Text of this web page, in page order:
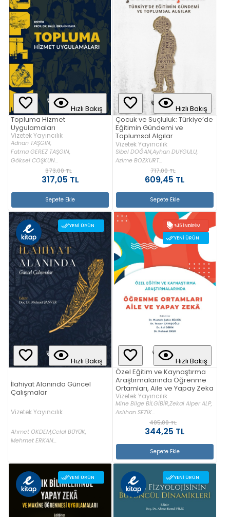
Hızlı Bakış
Topluma Hizmet
Uygulamaları
Vizetek Yayıncılık
Adnan TAŞGIN,
Fatma GEREZ TAŞGIN,
Göksel COŞKUN...
373,00 TL
317,05 TL
Sepete Ekle
Hızlı Bakış
Çocuk ve Suçluluk: Türkiye’de
Eğitimin Gündemi ve
Toplumsal Algılar
Vizetek Yayıncılık
Sibel DOĞAN,Ayhan DUYGULU,
Azime BOZKURT...
717,00 TL
609,45 TL
Sepete Ekle
YENI ÜRÜN
Hızlı Bakış
İlahiyat Alanında Güncel
Çalışmalar
Vizetek Yayıncılık
Ahmet ÖKDEM,Celal BÜYÜK,
Mehmet ERKAN...
%15 İNDIRIM
YENI ÜRÜN
Hızlı Bakış
Özel Eğitim ve Kaynaştırma
Araştırmalarında Öğrenme
Ortamları, Aile ve Yapay Zeka
Vizetek Yayıncılık
Mine Bilge BİLGİBİR,Zekai Alper ALP,
Aslıhan SEZİK...
405,00 TL
344,25 TL
Sepete Ekle
YENI ÜRÜN YENI ÜRÜN